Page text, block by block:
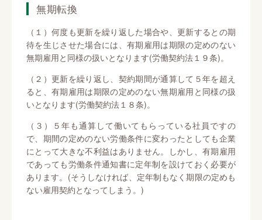
無期転換
（１）何度も更新を繰り返した場合や、更新するとの期
待を生じさせた場合には、有期雇用は期限の定めのない
無期雇用と同様の扱いとなります(労働契約法１９条)。
（２）更新を繰り返し、契約期間が通算して５年を超え
ると、有期雇用は期限の定めのない無期雇用と同様の扱
いとなります(労働契約法１８条)。
（３）５年も通算して働いてもらっている社員ですの
で、期間の定めのない労働条件に変わったとしても企業
にとって大きな不利益はありません。しかし、有期雇用
であっても労働条件通知書に定年制を設けておく必要が
あります。(そうしなければ、定年制もなく期限の定めも
ない雇用契約となってしまう。)